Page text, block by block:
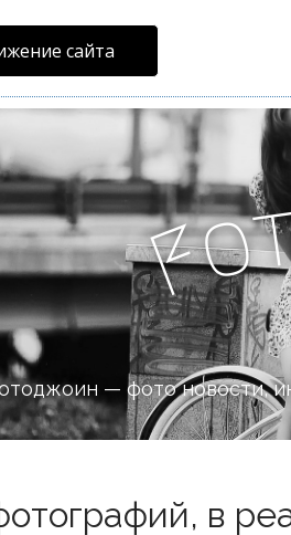
сайта
Fo
— фото новости,
в